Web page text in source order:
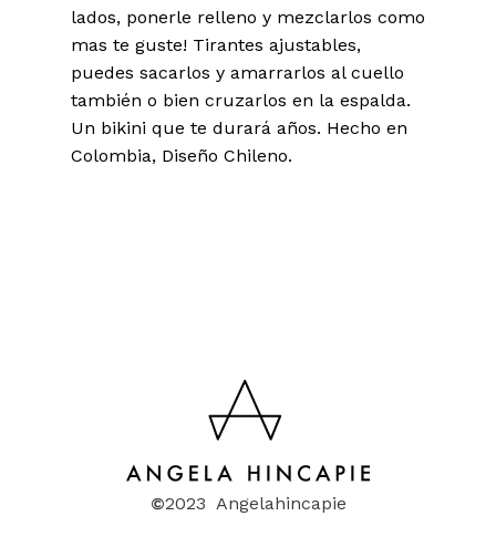
lados, ponerle relleno y mezclarlos como
mas te guste! Tirantes ajustables,
puedes sacarlos y amarrarlos al cuello
también o bien cruzarlos en la espalda.
Un bikini que te durará años. Hecho en
Colombia, Diseño Chileno.
©2023 Angelahincapie